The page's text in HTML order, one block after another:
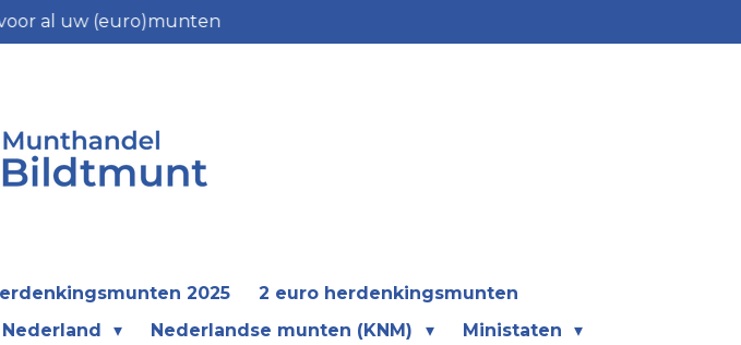
al uw (euro)munten
2025
2 euro herdenkingsmunten
Nederlandse munten (KNM)
Ministaten